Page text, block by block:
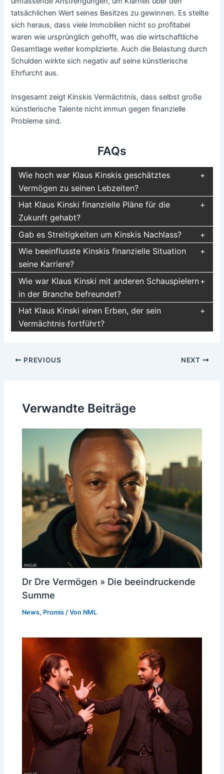
tatsächlichen Wert seines Besitzes zu gewinnen. Es stellte
sich heraus, dass viele Immobilien nicht so profitabel
waren wie ursprünglich gehofft, was die wirtschaftliche
Gesamtlage weiter komplizierte. Auch die Belastung durch
Schulden wirkte sich negativ auf seine künstlerische
Ehrfurcht aus.
Insgesamt zeigt Kinskis Vermächtnis, dass selbst große
künstlerische Talente nicht immun gegen finanzielle
Probleme sind.
FAQs
Wie hoch war Klaus Kinskis geschätztes
Vermögen zu seinen Lebzeiten?
Hat Klaus Kinski finanzielle Pläne für die
Zukunft gehabt?
Gab es Streitigkeiten um Kinskis Nachlass?
Wie beeinflusste Kinskis finanzielle Situation
seine Karriere?
Wie war Klaus Kinski mit anderen Schauspielern
in der Branche befreundet?
Hat Klaus Kinski einen Erben, der sein
Vermächtnis fortführt?
Post
PREVIOUS NEXT
Verwandte Beiträge
Dr Dre Vermögen » Die beeindruckende
Summe
News, Promis / Von NML